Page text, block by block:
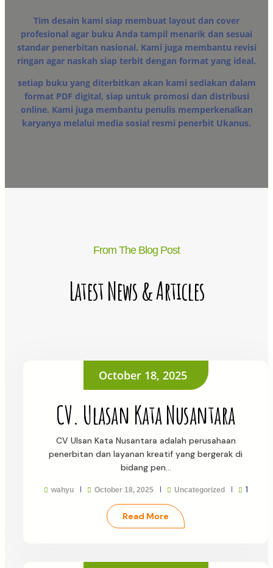
Tim desain kami siap membuat layout dan cover
profesional agar buku Anda tampil menarik dan sesuai
standar penerbitan nasional. Kami juga membantu revisi
ringan agar naskah siap terbit dengan format yang ideal.
setiap buku yang diterbitkan akan kami sediakan dalam
format PDF digital, siap untuk promosi dan distribusi
online. Kami juga membantu penulis memperkenalkan
karyanya melalui media sosial resmi penerbit Ukanus.
From The Blog Post
Latest News & Articles
October 18, 2025
CV. Ulasan Kata Nusantara
CV Ulsan Kata Nusantara adalah perusahaan
penerbitan dan layanan kreatif yang bergerak di
bidang pen…
wahyu October 18, 2025 Uncategorized 1
Read More